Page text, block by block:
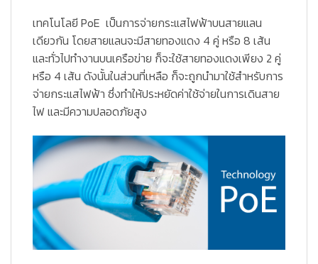
เทคโนโลยี PoE เป็นการจ่ายกระแสไฟฟ้าบนสายแลน
เดียวกัน โดยสายแลนจะมีสายทองแดง 4 คู่ หรือ 8 เส้น
และทั่วไปทำงานบนเครือข่าย ก็จะใช้สายทองแดงเพียง 2 คู่
หรือ 4 เส้น ดังนั้นในส่วนที่เหลือ ก็จะถูกนำมาใช้สำหรับการ
จ่ายกระแสไฟฟ้า ซึ่งทำให้ประหยัดค่าใช้จ่ายในการเดินสาย
ไฟ และมีความปลอดภัยสูง